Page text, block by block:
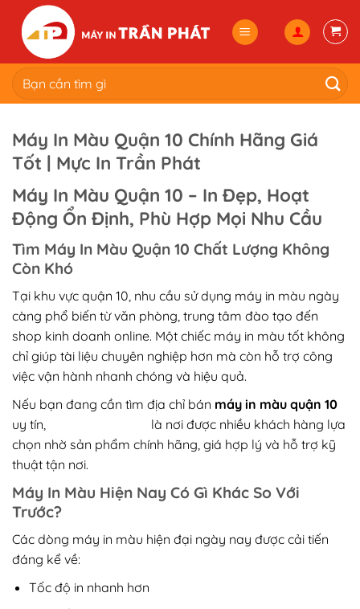
content
Tìm
kiếm:
Máy In Màu Quận 10 Chính Hãng Giá
Tốt | Mực In Trần Phát
Máy In Màu Quận 10 – In Đẹp, Hoạt
Động Ổn Định, Phù Hợp Mọi Nhu Cầu
Tìm Máy In Màu Quận 10 Chất Lượng Không
Còn Khó
Tại khu vực quận 10, nhu cầu sử dụng máy in màu ngày
càng phổ biến từ văn phòng, trung tâm đào tạo đến
shop kinh doanh online. Một chiếc máy in màu tốt không
chỉ giúp tài liệu chuyên nghiệp hơn mà còn hỗ trợ công
việc vận hành nhanh chóng và hiệu quả.
Nếu bạn đang cần tìm địa chỉ bán máy in màu quận 10
uy tín,
là nơi được nhiều khách hàng lựa
chọn nhờ sản phẩm chính hãng, giá hợp lý và hỗ trợ kỹ
thuật tận nơi.
Máy In Màu Hiện Nay Có Gì Khác So Với
Trước?
Các dòng máy in màu hiện đại ngày nay được cải tiến
đáng kể về:
Tốc độ in nhanh hơn